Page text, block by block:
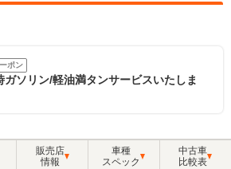
ポン
ガソリン/軽油満タンサービスいたしま
販売店
情報
車種
スペック
中古車
比較表